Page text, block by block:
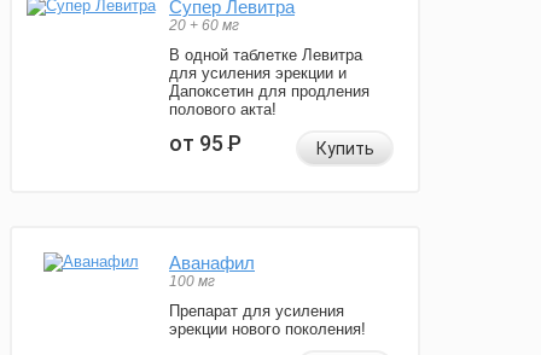
Супер Левитра
20 + 60 мг
В одной таблетке Левитра
для усиления эрекции и
Дапоксетин для продления
полового акта!
от 95Р Купить
Аванафил
100 мг
Препарат для усиления
эрекции нового поколения!